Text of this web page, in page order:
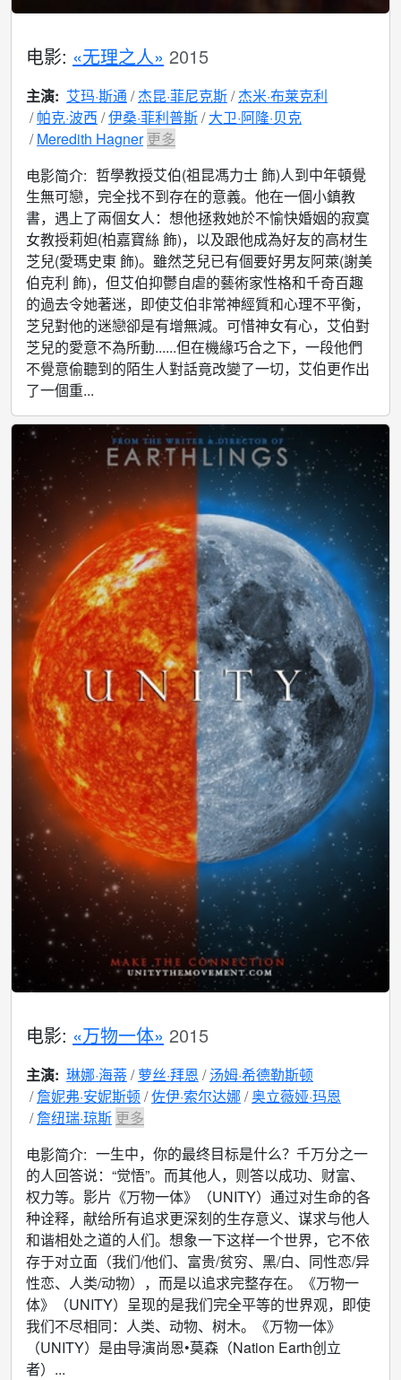
电影: «无理之人» 2015
主演: 艾玛·斯通 杰昆·菲尼克斯 杰米·布莱克利
帕克·波西 伊桑·菲利普斯 大卫·阿隆·贝克
Meredith Hagner 更多
电影简介: 哲學教授艾伯(祖昆馮力士 飾)人到中年頓覺
生無可戀，完全找不到存在的意義。他在一個小鎮教
書，遇上了兩個女人：想他拯救她於不愉快婚姻的寂寞
女教授莉妲(柏嘉寶絲 飾)，以及跟他成為好友的高材生
芝兒(愛瑪史東 飾)。雖然芝兒已有個要好男友阿萊(謝美
伯克利 飾)，但艾伯抑鬱自虐的藝術家性格和千奇百趣
的過去令她著迷，即使艾伯非常神經質和心理不平衡，
芝兒對他的迷戀卻是有增無減。可惜神女有心，艾伯對
芝兒的愛意不為所動......但在機緣巧合之下，一段他們
不覺意偷聽到的陌生人對話竟改變了一切，艾伯更作出
了一個重...
电影: «万物一体» 2015
主演: 琳娜·海蒂 萝丝·拜恩
汤姆·希德勒斯顿
詹妮弗·安妮斯顿 佐伊·索尔达娜 奥立薇娅·玛恩
詹纽瑞·琼斯 更多
电影简介: 一生中，你的最终目标是什么？千万分之一
的人回答说：“觉悟”。而其他人，则答以成功、财富、
权力等。影片《万物一体》（UNITY）通过对生命的各
种诠释，献给所有追求更深刻的生存意义、谋求与他人
和谐相处之道的人们。想象一下这样一个世界，它不依
存于对立面（我们/他们、富贵/贫穷、黑/白、同性恋/异
性恋、人类/动物），而是以追求完整存在。《万物一
体》（UNITY）呈现的是我们完全平等的世界观，即使
我们不尽相同：人类、动物、树木。《万物一体》
（UNITY）是由导演尚恩•莫森（Nation Earth创立
者）...